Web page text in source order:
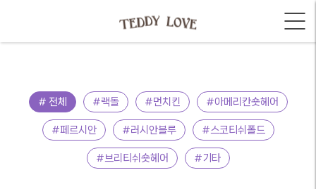
# 전체 #랙돌 #먼치킨 #아메리칸숏헤어
#페르시안 #러시안블루 #스코티쉬폴드
#브리티쉬숏헤어 #기타